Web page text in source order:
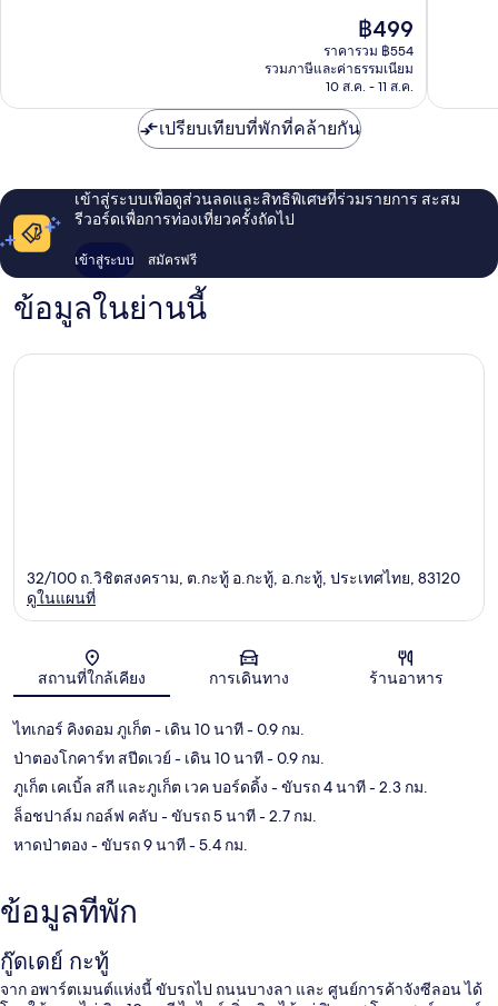
ราคา
ปัจจุบัน
คือ
฿499
฿499
ราคารวม ฿554
รวมภาษีและค่าธรรมเนียม
10 ส.ค. - 11 ส.ค.
เปรียบเทียบที่พักที่คล้ายกัน
เข้าสู่ระบบเพื่อดูส่วนลดและสิทธิพิเศษที่ร่วมรายการ สะสม
รีวอร์ดเพื่อการท่องเที่ยวครั้งถัดไป
เข้าสู่ระบบ สมัครฟรี
ข้อมูลในย่านนี้
แผนที่
32/100 ถ.วิชิตสงคราม, ต.กะทู้ อ.กะทู้, อ.กะทู้, ประเทศไทย, 83120
ดูในแผนที่
สถานที่ใกล้เคียง การเดินทาง ร้านอาหาร
ไทเกอร์ คิงดอม ภูเก็ต - เดิน 10 นาที- 0.9 กม.
ป่าตองโกคาร์ท สปีดเวย์ - เดิน 10 นาที- 0.9 กม.
ภูเก็ต เคเบิ้ล สกี และภูเก็ต เวค บอร์ดดิ้ง - ขับรถ 4 นาที- 2.3 กม.
ล็อชปาล์ม กอล์ฟ คลับ - ขับรถ 5 นาที- 2.7 กม.
หาดป่าตอง - ขับรถ 9 นาที- 5.4 กม.
ข้อมูลที่พัก
กู๊ดเดย์ กะทู้
จาก อพาร์ตเมนต์แห่งนี้ ขับรถไป ถนนบางลา และ ศูนย์การค้าจังซีลอน ได้